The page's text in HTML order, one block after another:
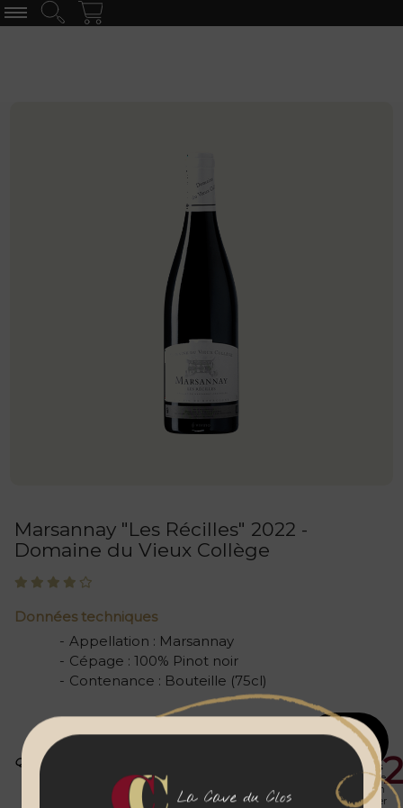
Marsannay "Les Récilles" 2022 -
Domaine du Vieux Collège
Données techniques
Appellation : Marsannay
Cépage : 100% Pinot noir
Contenance : Bouteille (75cl)
Quantité
00
Prix
abonnés
Ajouter au
panier
Enregistrez votre
personnalisation
avant de l'ajouter
La Cave du Clos